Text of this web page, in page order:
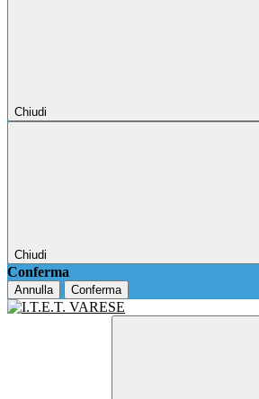
Chiudi
Chiudi
Conferma
Annulla Conferma